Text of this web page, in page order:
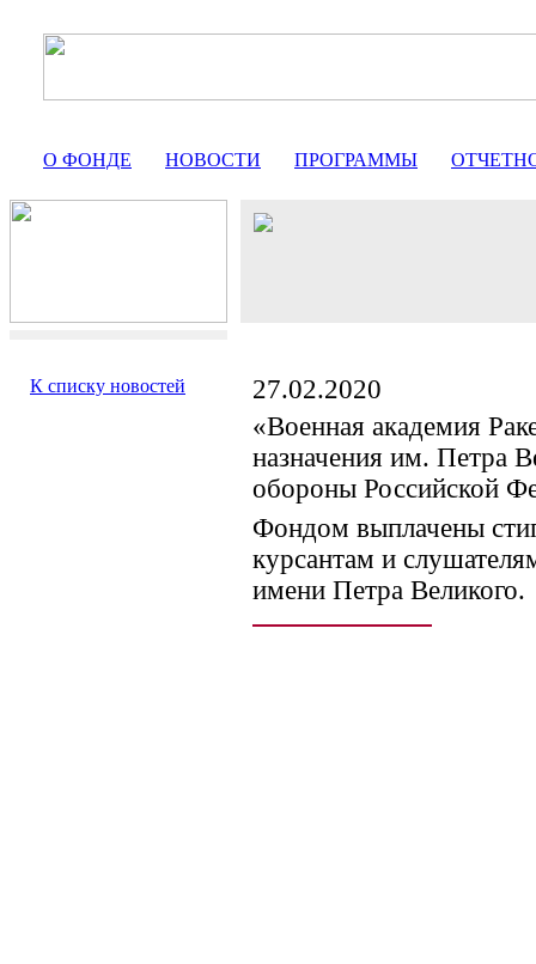
О ФОНДЕ НОВОСТИ ПРОГРАММЫ
К списку новостей
27.02.2020
«Военная академия
назначения им. Петра
обороны Российской
Фондом выплачены
курсантам и
имени Петра Великого.